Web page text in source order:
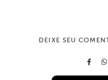
DEIXE SEU